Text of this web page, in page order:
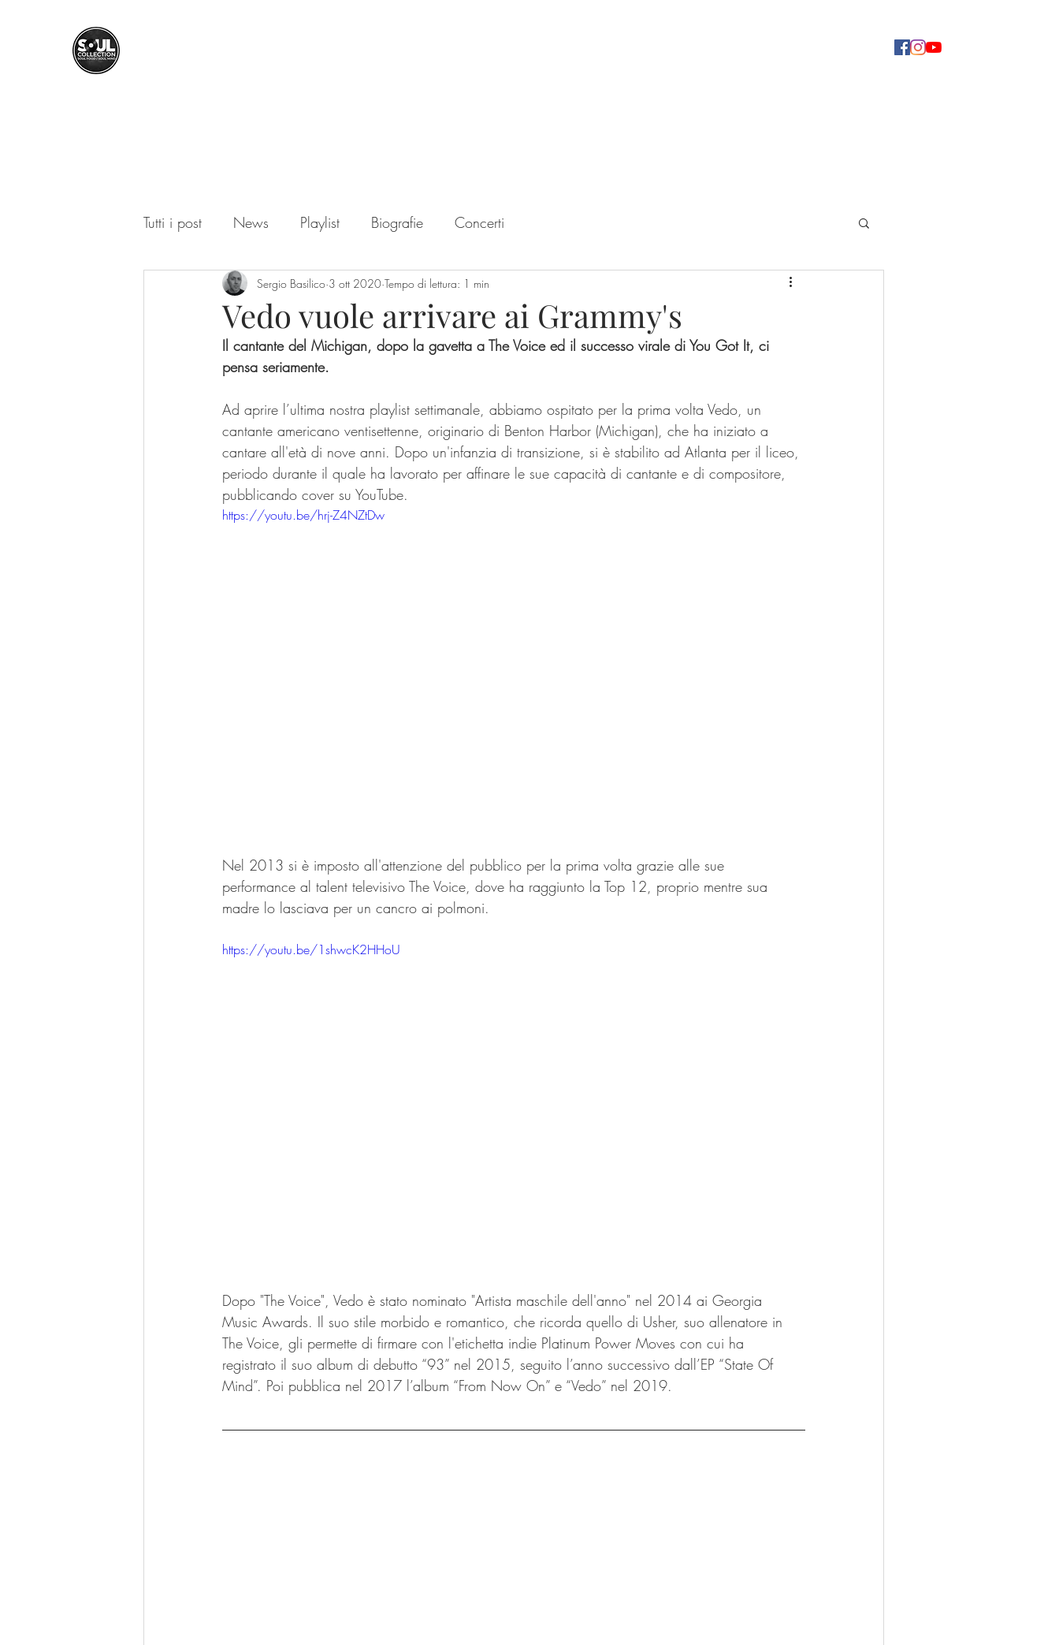
Tutti i post News Playlist Biografie Concerti
Vedo vuole arrivare ai Grammy's
Sergio Basilico 3 ott 2020 Tempo di lettura: 1 min
Il cantante del Michigan, dopo la gavetta a The Voice ed il successo virale di You Got It, ci
pensa seriamente.
Ad aprire l’ultima nostra playlist settimanale, abbiamo ospitato per la prima volta Vedo, un
cantante americano ventisettenne, originario di Benton Harbor (Michigan), che ha iniziato a
cantare all'età di nove anni. Dopo un'infanzia di transizione, si è stabilito ad Atlanta per il liceo,
periodo durante il quale ha lavorato per affinare le sue capacità di cantante e di compositore,
pubblicando cover su YouTube.
https://youtu.be/hrj-Z4NZtDw
Nel 2013 si è imposto all'attenzione del pubblico per la prima volta grazie alle sue
performance al talent televisivo The Voice, dove ha raggiunto la Top 12, proprio mentre sua
madre lo lasciava per un cancro ai polmoni.
https://youtu.be/1shwcK2HHoU
Dopo "The Voice", Vedo è stato nominato "Artista maschile dell'anno" nel 2014 ai Georgia
Music Awards. Il suo stile morbido e romantico, che ricorda quello di Usher, suo allenatore in
The Voice, gli permette di firmare con l'etichetta indie Platinum Power Moves con cui ha
registrato il suo album di debutto “93” nel 2015, seguito l’anno successivo dall’EP “State Of
Mind”. Poi pubblica nel 2017 l’album “From Now On” e “Vedo” nel 2019.